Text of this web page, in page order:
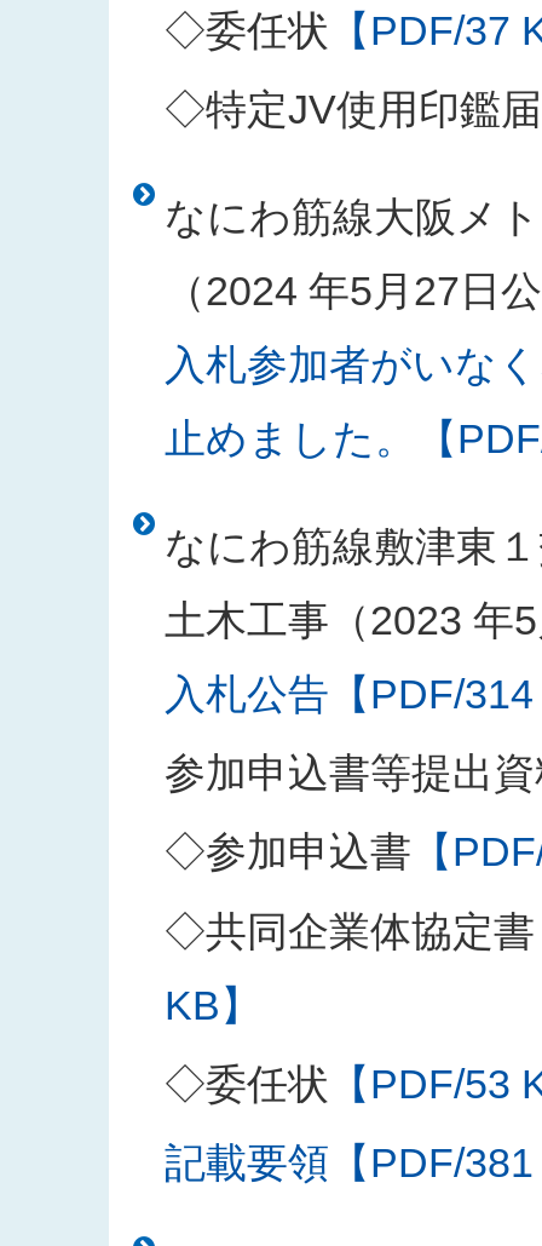
◇委任状 【PDF/37
◇特定JV使用印鑑届
なにわ筋線大阪メ
（2024 年5月27日
入札参加者がいな
止めました。【
なにわ筋線敷津東
土木工事（2023 年
入札公告【PDF/
参加申込書等提出
◇参加申込書 【
◇共同企業体協定書
KB】
◇委任状 【PDF/53
記載要領【PDF/